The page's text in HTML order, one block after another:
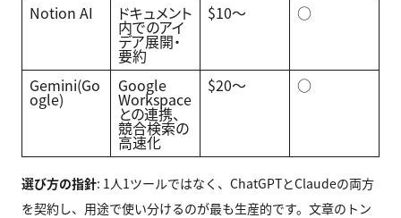
Notion AI ドキュメント
内でのアイ
デア展開・
要約
$10〜 ○
Gemini(Go
ogle)
Google
Workspace
との連携、
競合検索の
高速化
$20〜 ○
選び方の指針: 1人1ツールではなく、ChatGPTとClaudeの両方
を契約し、用途で使い分けるのが最も生産的です。文章のトン